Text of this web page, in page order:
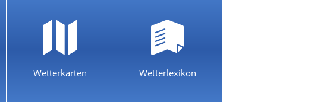
Wetterkarten Wetterlexikon